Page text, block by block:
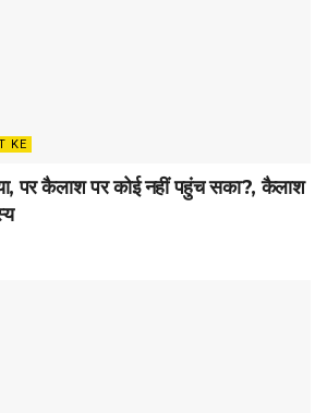
KE
पर कैलाश पर कोई नहीं पहुंच सका?, कैलाश